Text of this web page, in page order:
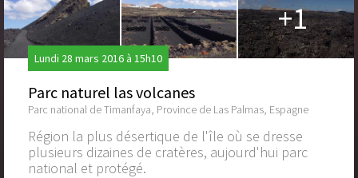
+1
Lundi 28 mars 2016 à 15h10
Parc naturel las volcanes
Parc national de Timanfaya, Province de Las Palmas, Espagne
Région la plus désertique de l'île où se dresse
plusieurs dizaines de cratères, aujourd'hui parc
national et protégé.